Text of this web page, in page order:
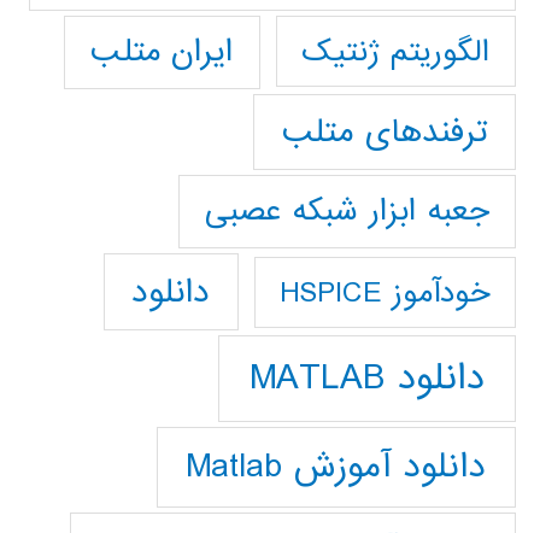
الگوریتم ژنتیک
ایران متلب
ترفندهای متلب
جعبه ابزار شبکه عصبی
خودآموز HSPICE دانلود
دانلود MATLAB
دانلود آموزش Matlab